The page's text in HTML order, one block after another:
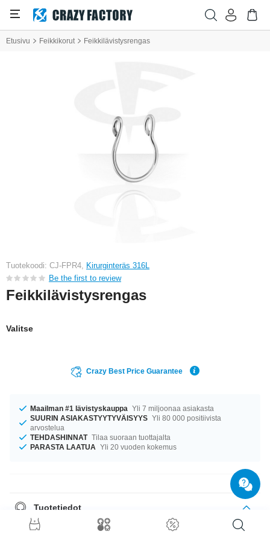
Etusivu Feikkikorut Feikkilävistysrengas
Tuotekoodi: CJ-FPR4, Kirurginteräs 316L
Be the first to review
Feikkilävistysrengas
Valitse
Crazy Best Price Guarantee
Maailman #1 lävistyskauppa Yli 7 miljoonaa asiakasta
SUURIN ASIAKASTYYTYVÄISYYS Yli 80 000 positiivista
arvostelua
TEHDASHINNAT Tilaa suoraan tuottajalta
PARASTA LAATUA Yli 20 vuoden kokemus
Tuotetiedot
Saatavilla koossa 0.8 mm. Uusi paras ystäväsi toimitetaan sinulle, ja se
on halkaisijaltaan 8 mm. upea tuote – juuri sellainen kuin haluat!